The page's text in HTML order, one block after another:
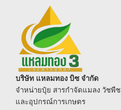
บริษัท แหลมทอง บิซ จำกัด
จำหน่ายปุ๋ย สารกำจัดแมลง วัชพืช
และอุปกรณ์การเกษตร